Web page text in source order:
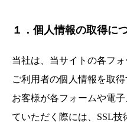
１．個人情報の取得に
当社は、当サイトの各フ
ご利用者の個人情報を取得
お客様が各フォームや電
ていただく際には、SSL